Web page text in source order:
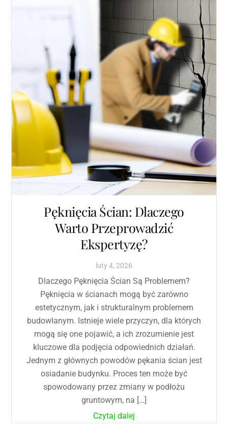
Pęknięcia Ścian: Dlaczego
Warto Przeprowadzić
Ekspertyzę?
luty4, 2026
Dlaczego Pęknięcia Ścian Są Problemem?
Pęknięcia w ścianach mogą być zarówno
estetycznym, jak i strukturalnym problemem
budowlanym. Istnieje wiele przyczyn, dla których
mogą się one pojawić, a ich zrozumienie jest
kluczowe dla podjęcia odpowiednich działań.
Jednym z głównych powodów pękania ścian jest
osiadanie budynku. Proces ten może być
spowodowany przez zmiany w podłożu
gruntowym, na […]
Czytaj dalej